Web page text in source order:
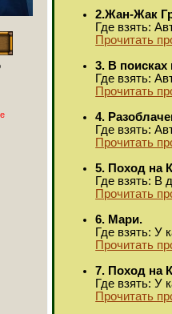
2.Жан-Жак
Где взять:
Прочитать
3. В
Где взять:
Прочитать
4.
Где взять:
Прочитать
5. Поход на
Где взять: В
Прочитать
6. Мари.
Где взять: У
Прочитать
7. Поход на
Где взять: У
Прочитать